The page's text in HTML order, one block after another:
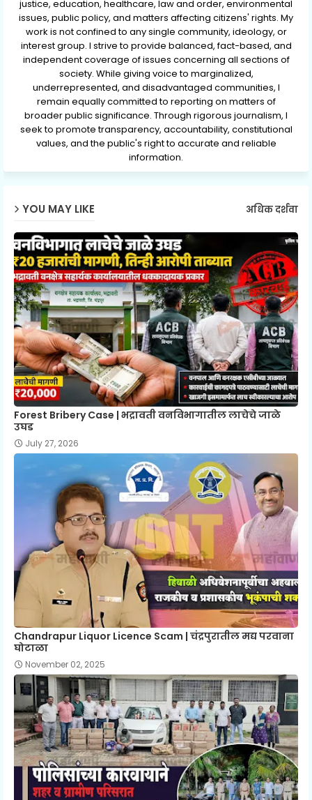
justice, education, healthcare, law and order, environmental
issues, public policy, and matters affecting citizens' rights. My
work is not confined to any single community, ideology, or
interest group. I strive to provide balanced, fact-based, and
independent coverage of issues concerning all sections of
society. While giving voice to marginalized,
underrepresented, and disadvantaged communities, I
remain equally committed to reporting on matters of
broader public significance. Through rigorous journalism, I
seek to promote transparency, accountability, constitutional
values, and the public's right to accurate and reliable
information.
YOU MAY LIKE अधिक दर्शवा
Forest Bribery Case | भद्रावती वनविभागातील लाचेचे जाळे
उघड
July 27, 2026
Chandrapur Liquor Licence Scam | चंद्रपुरातील मद्य परवाना
घोटाळा
November 02, 2025